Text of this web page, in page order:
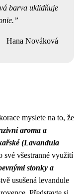
barva uklidňuje
Hana Nováková
myslete na to, že
aroma a
(Lavandula
své všestranné využití
stonky a
usušená levandule